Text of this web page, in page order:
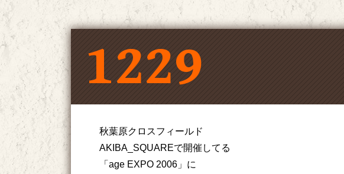
1229
秋葉原クロスフィールド
AKIBA_SQUAREで開催してる
「age EXPO 2006」に